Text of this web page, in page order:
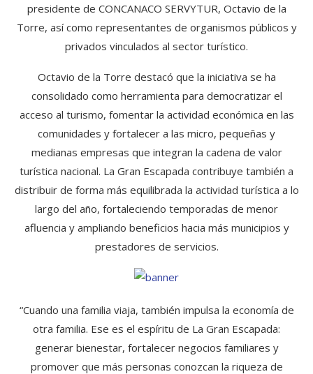
presidente de CONCANACO SERVYTUR, Octavio de la
Torre, así como representantes de organismos públicos y
privados vinculados al sector turístico.
Octavio de la Torre destacó que la iniciativa se ha
consolidado como herramienta para democratizar el
acceso al turismo, fomentar la actividad económica en las
comunidades y fortalecer a las micro, pequeñas y
medianas empresas que integran la cadena de valor
turística nacional. La Gran Escapada contribuye también a
distribuir de forma más equilibrada la actividad turística a lo
largo del año, fortaleciendo temporadas de menor
afluencia y ampliando beneficios hacia más municipios y
prestadores de servicios.
“Cuando una familia viaja, también impulsa la economía de
otra familia. Ese es el espíritu de La Gran Escapada:
generar bienestar, fortalecer negocios familiares y
promover que más personas conozcan la riqueza de